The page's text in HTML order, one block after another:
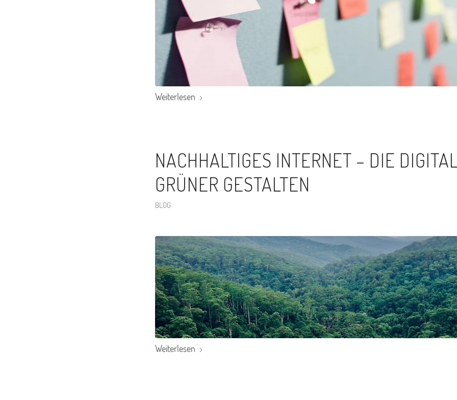
Weiterlesen
NACHHALTIGES INTERNET – DIE
GRÜNER GESTALTEN
BLOG
Weiterlesen